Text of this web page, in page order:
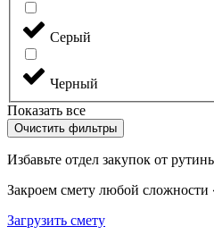
Серый
Черный
Показать все
Очистить фильтры
Избавьте отдел закупок от
Закроем смету любой сложности
Загрузить смету